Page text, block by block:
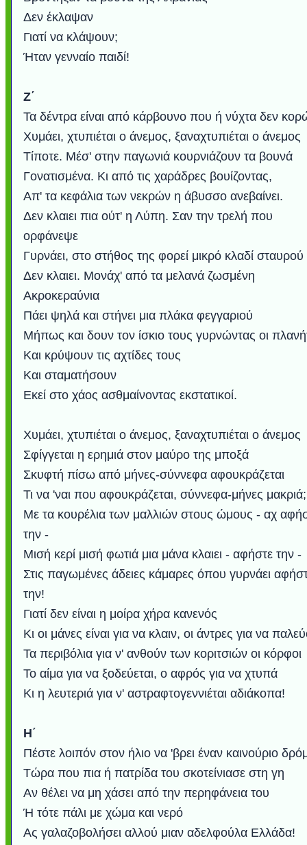
Δεν έκλαψαν
Γιατί να κλάψουν;
Ήταν γενναίο παιδί!
Ζ΄
Τα δέντρα είναι από κάρβουνο που ή νύχτα δεν
Χυμάει, χτυπιέται ο άνεμος, ξαναχτυπιέται ο άνεμος
Τίποτε. Μέσ' στην παγωνιά κουρνιάζουν τα βουνά
Γονατισμένα. Κι από τις χαράδρες βουίζοντας,
Απ' τα κεφάλια των νεκρών η άβυσσο ανεβαίνει.
Δεν κλαιει πια ούτ' η Λύπη. Σαν την τρελή που
ορφάνεψε
Γυρνάει, στο στήθος της φορεί μικρό κλαδί σταυρού
Δεν κλαιει. Μονάχ' από τα μελανά ζωσμένη
Ακροκεραύνια
Πάει ψηλά και στήνει μια πλάκα φεγγαριού
Μήπως και δουν τον ίσκιο τους γυρνώντας οι
Και κρύψουν τις αχτίδες τους
Και σταματήσουν
Εκεί στο χάος ασθμαίνοντας εκστατικοί.
Χυμάει, χτυπιέται ο άνεμος, ξαναχτυπιέται ο άνεμος
Σφίγγεται η ερημιά στον μαύρο της μποξά
Σκυφτή πίσω από μήνες-σύννεφα αφουκράζεται
Τι να 'ναι που αφουκράζεται, σύννεφα-μήνες μακριά;
Με τα κουρέλια των μαλλιών στους ώμους - αχ
την -
Μισή κερί μισή φωτιά μια μάνα κλαιει - αφήστε την -
Στις παγωμένες άδειες κάμαρες όπου γυρνάει
την!
Γιατί δεν είναι η μοίρα χήρα κανενός
Κι οι μάνες είναι για να κλαιν, οι άντρες για να
Τα περιβόλια για ν' ανθούν των κοριτσιών οι κόρφοι
Το αίμα για να ξοδεύεται, ο αφρός για να χτυπά
Κι η λευτεριά για ν' αστραφτογεννιέται αδιάκοπα!
Η΄
Πέστε λοιπόν στον ήλιο να 'βρει έναν καινούριο
Τώρα που πια ή πατρίδα του σκοτείνιασε στη γη
Αν θέλει να μη χάσει από την περηφάνεια του
Ή τότε πάλι με χώμα και νερό
Ας γαλαζοβολήσει αλλού μιαν αδελφούλα Ελλάδα!